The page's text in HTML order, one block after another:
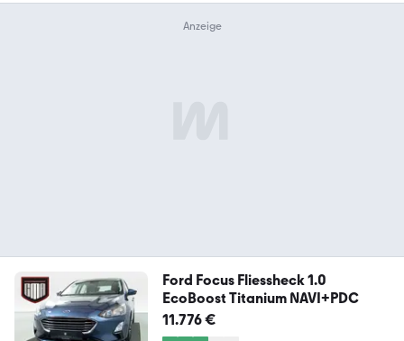
Ford Focus Fliessheck 1.0
EcoBoost Titanium NAVI+PDC
11.776 €